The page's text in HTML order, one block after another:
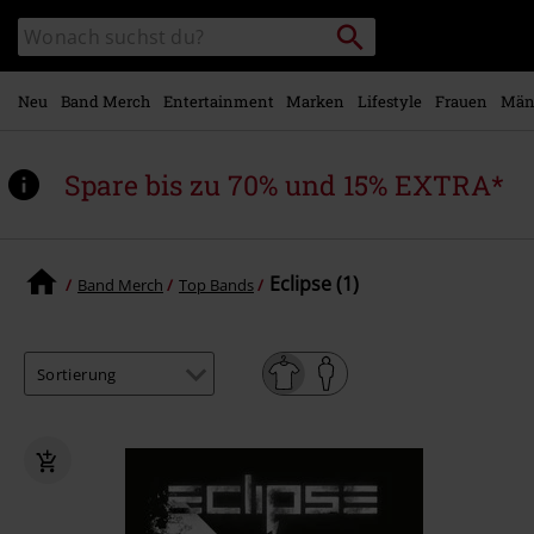
Hauptinhalt
springen
Katalog
durchsuchen
Packstation
suchen
Neu Band Merch Entertainment Marken Lifestyle Frauen
Spare bis zu 70% und 15% EXTRA*
Band Merch Top Bands Eclipse (1)